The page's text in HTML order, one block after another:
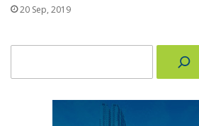
20 Sep, 2019